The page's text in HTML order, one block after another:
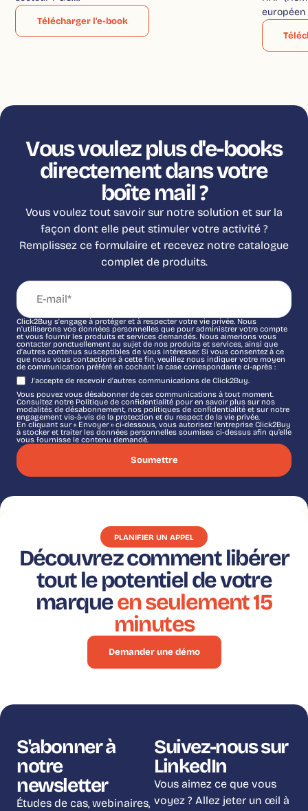
Télécharger l'e-book
européen
Vous voulez plus d'e-books
directement dans votre
boîte mail ?
Vous voulez tout savoir sur notre solution et sur la
façon dont elle peut stimuler votre activité ?
Remplissez ce formulaire et recevez notre catalogue
complet de produits.
Click2Buy s'engage à protéger et à respecter votre vie privée. Nous
n'utiliserons vos données personnelles que pour administrer votre compte
et vous fournir les produits et services demandés. Nous aimerions vous
contacter ponctuellement au sujet de nos produits et services, ainsi que
d'autres contenus susceptibles de vous intéresser. Si vous consentez à ce
que nous vous contactions à cette fin, veuillez nous indiquer votre moyen
de communication préféré en cochant la case correspondante ci-après :
J'accepte de recevoir d'autres communications de Click2Buy.
Vous pouvez vous désabonner de ces communications à tout moment.
Consultez notre Politique de confidentialité pour en savoir plus sur nos
modalités de désabonnement, nos politiques de confidentialité et sur notre
engagement vis-à-vis de la protection et du respect de la vie privée.
En cliquant sur « Envoyer » ci-dessous, vous autorisez l’entreprise Click2Buy
à stocker et traiter les données personnelles soumises ci-dessus afin qu’elle
vous fournisse le contenu demandé.
PLANIFIER UN APPEL
Découvrez comment libérer
tout le potentiel de votre
marqueen seulement 15
minutes
Demander une démo
S'abonner à
notre
newsletter
Études de cas, webinaires,
Suivez-nous sur
LinkedIn
Vous aimez ce que vous
voyez ? Allez jeter un œil à